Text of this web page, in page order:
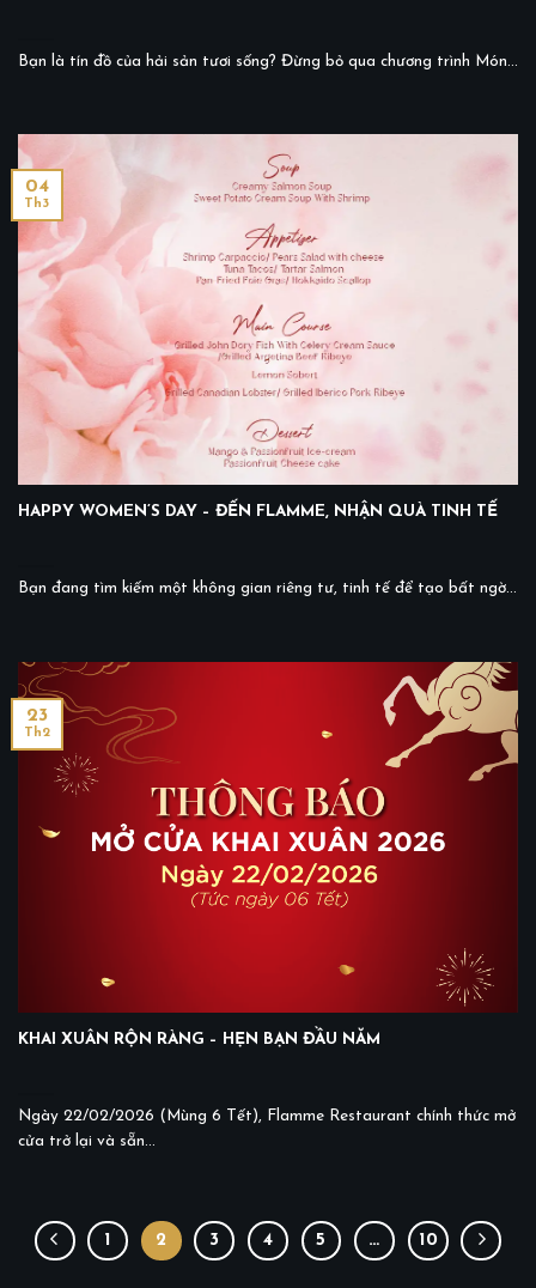
Bạn là tín đồ của hải sản tươi sống? Đừng bỏ qua chương trình Món...
HAPPY WOMEN’S DAY – ĐẾN FLAMME, NHẬN QUÀ TINH TẾ
Bạn đang tìm kiếm một không gian riêng tư, tinh tế để tạo bất ngờ...
04
Th3
KHAI XUÂN RỘN RÀNG – HẸN BẠN ĐẦU NĂM
Ngày 22/02/2026 (Mùng 6 Tết), Flamme Restaurant chính thức mở
cửa trở lại và sẵn...
23
Th2
1 2 3 4 5 … 10